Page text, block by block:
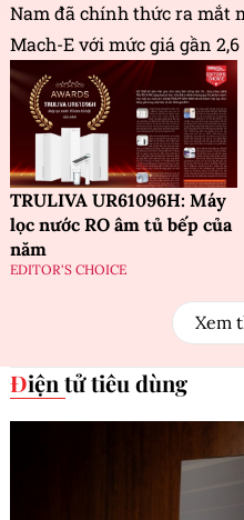
Nam đã chính thức ra mắt
Mach-E với mức giá gần
TRULIVA UR61096H: Máy
lọc nước RO âm tủ bếp của
năm
EDITOR'S CHOICE
Xem
Điện tử tiêu dùng